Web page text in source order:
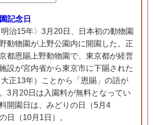
記念日
治15年〉3月20日、日本初の動物園
動物園が上野公園内に開園した。正
都恩賜上野動物園で、東京都が経営
設が宮内省から東京市に下賜された
大正13年）ことから「恩賜」の語が
3月20日は入園料が無料となってい
開園日は、みどりの日（5月4
日（10月1日）。